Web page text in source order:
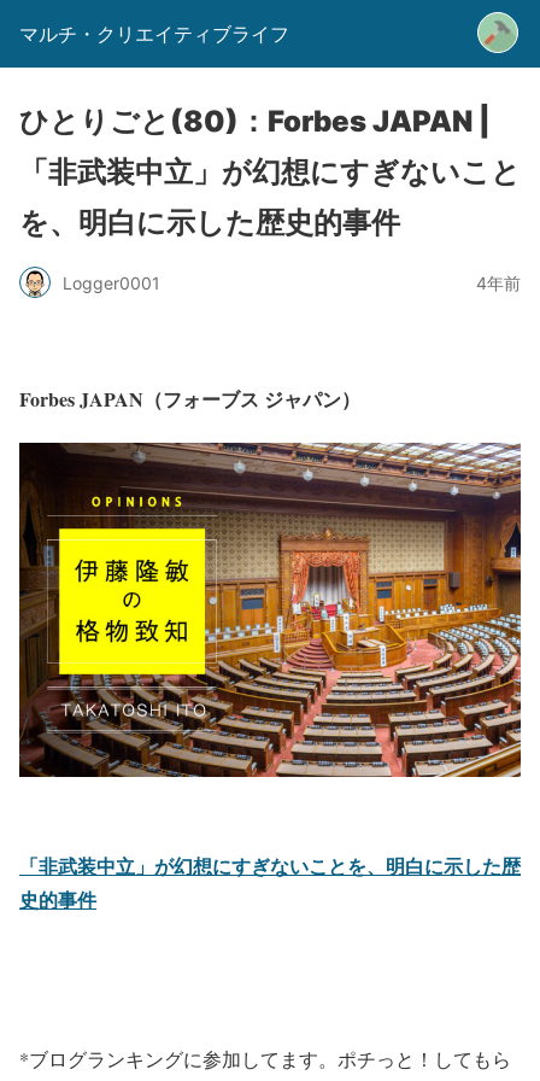
マルチ・クリエイティブライフ
ひとりごと(80)：Forbes JAPAN |
「非武装中立」が幻想にすぎないこと
を、明白に示した歴史的事件
Logger0001 4年前
Forbes JAPAN（フォーブス ジャパン）
「非武装中立」が幻想にすぎないことを、明白に示した歴
史的事件
*ブログランキングに参加してます。ポチっと！してもら